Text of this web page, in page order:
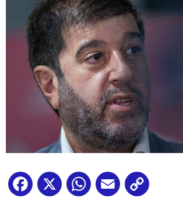
Facebook
X WhatsApp
Email